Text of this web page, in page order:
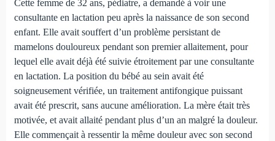
Cette femme de 32 ans, pédiatre, a demandé à voir une
consultante en lactation peu après la naissance de son second
enfant. Elle avait souffert d’un problème persistant de
mamelons douloureux pendant son premier allaitement, pour
lequel elle avait déjà été suivie étroitement par une consultante
en lactation. La position du bébé au sein avait été
soigneusement vérifiée, un traitement antifongique puissant
avait été prescrit, sans aucune amélioration. La mère était très
motivée, et avait allaité pendant plus d’un an malgré la douleur.
Elle commençait à ressentir la même douleur avec son second